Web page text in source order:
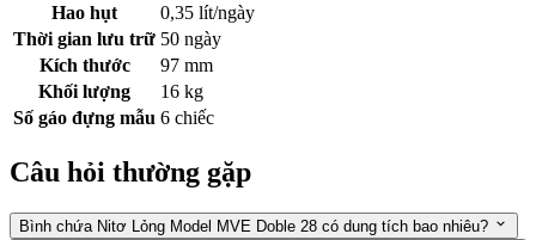
Hao hụt
0,35 lít/ngày
Thời gian lưu trữ 50 ngày
Kích thước
97 mm
Khối lượng
16 kg
Số gáo đựng mẫu 6 chiếc
Câu hỏi thường gặp
Bình chứa Nitơ Lỏng Model MVE Doble 28 có dung tích bao nhiêu?